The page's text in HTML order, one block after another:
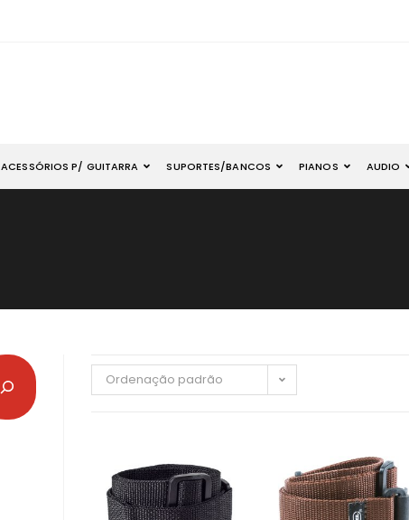
ACESSÓRIOS P/ GUITARRA SUPORTES/BANCOS PIANOS AUDIO
Ordenação padrão